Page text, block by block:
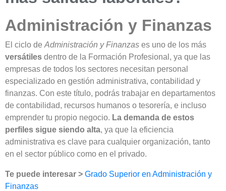
Administración y Finanzas
El ciclo de Administración y Finanzas es uno de los más
versátiles dentro de la Formación Profesional, ya que las
empresas de todos los sectores necesitan personal
especializado en gestión administrativa, contabilidad y
finanzas. Con este título, podrás trabajar en departamentos
de contabilidad, recursos humanos o tesorería, e incluso
emprender tu propio negocio. La demanda de estos
perfiles sigue siendo alta, ya que la eficiencia
administrativa es clave para cualquier organización, tanto
en el sector público como en el privado.
Te puede interesar > Grado Superior en Administración y
Finanzas